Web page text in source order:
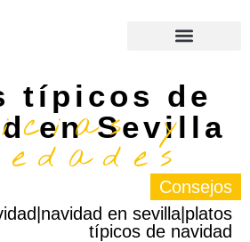
típicos de
en Sevilla
y
Consejos
en sevilla|platos
típicos de navidad